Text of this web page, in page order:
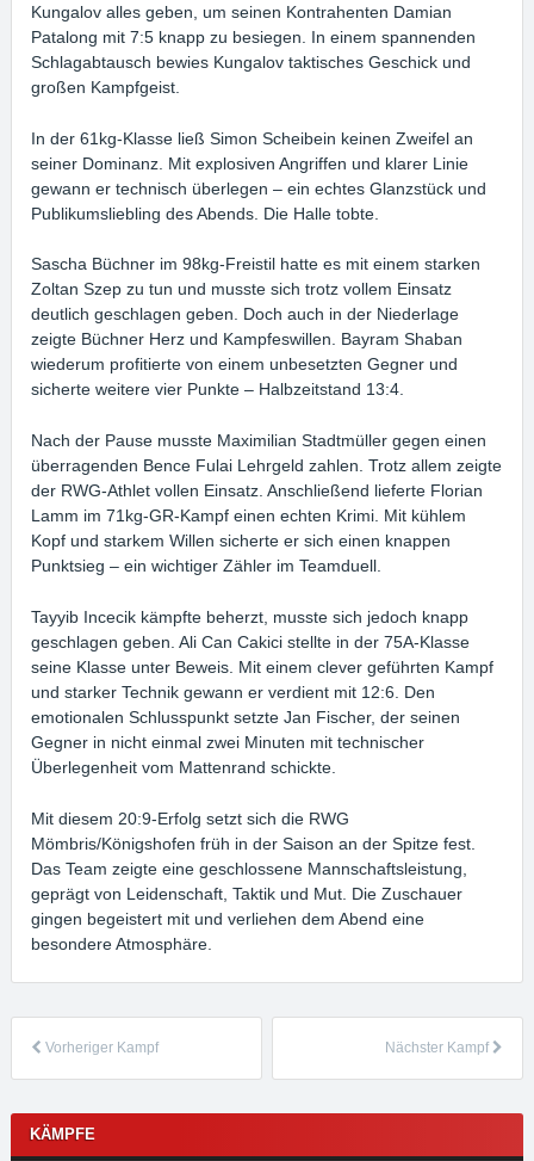
Kungalov alles geben, um seinen Kontrahenten Damian
Patalong mit 7:5 knapp zu besiegen. In einem spannenden
Schlagabtausch bewies Kungalov taktisches Geschick und
großen Kampfgeist.
In der 61kg-Klasse ließ Simon Scheibein keinen Zweifel an
seiner Dominanz. Mit explosiven Angriffen und klarer Linie
gewann er technisch überlegen – ein echtes Glanzstück und
Publikumsliebling des Abends. Die Halle tobte.
Sascha Büchner im 98kg-Freistil hatte es mit einem starken
Zoltan Szep zu tun und musste sich trotz vollem Einsatz
deutlich geschlagen geben. Doch auch in der Niederlage
zeigte Büchner Herz und Kampfeswillen. Bayram Shaban
wiederum profitierte von einem unbesetzten Gegner und
sicherte weitere vier Punkte – Halbzeitstand 13:4.
Nach der Pause musste Maximilian Stadtmüller gegen einen
überragenden Bence Fulai Lehrgeld zahlen. Trotz allem zeigte
der RWG-Athlet vollen Einsatz. Anschließend lieferte Florian
Lamm im 71kg-GR-Kampf einen echten Krimi. Mit kühlem
Kopf und starkem Willen sicherte er sich einen knappen
Punktsieg – ein wichtiger Zähler im Teamduell.
Tayyib Incecik kämpfte beherzt, musste sich jedoch knapp
geschlagen geben. Ali Can Cakici stellte in der 75A-Klasse
seine Klasse unter Beweis. Mit einem clever geführten Kampf
und starker Technik gewann er verdient mit 12:6. Den
emotionalen Schlusspunkt setzte Jan Fischer, der seinen
Gegner in nicht einmal zwei Minuten mit technischer
Überlegenheit vom Mattenrand schickte.
Mit diesem 20:9-Erfolg setzt sich die RWG
Mömbris/Königshofen früh in der Saison an der Spitze fest.
Das Team zeigte eine geschlossene Mannschaftsleistung,
geprägt von Leidenschaft, Taktik und Mut. Die Zuschauer
gingen begeistert mit und verliehen dem Abend eine
besondere Atmosphäre.
Vorheriger Kampf Nächster Kampf
KÄMPFE